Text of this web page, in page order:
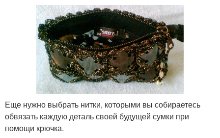
Еще нужно выбрать нитки, которыми вы собираетесь
обвязать каждую деталь своей будущей сумки при
помощи крючка.